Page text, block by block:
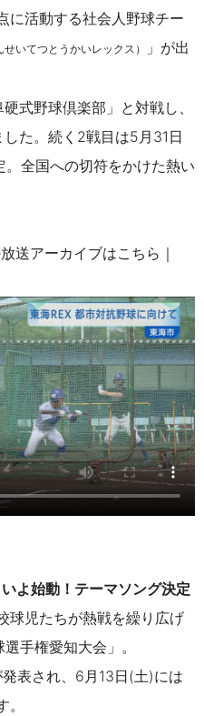
に活動する社会人野球チー
せいてつとうかいレックス）
」が出
硬式野球倶楽部 」と対戦し、
た。続く2戦目は5月31日
全国への切符をかけた熱い
送アーカイブはこちら｜
よ始動！テーマソング決定
球児たちが熱戦を繰り広げ
手権愛知大会」。
表され、6月13日(土)には